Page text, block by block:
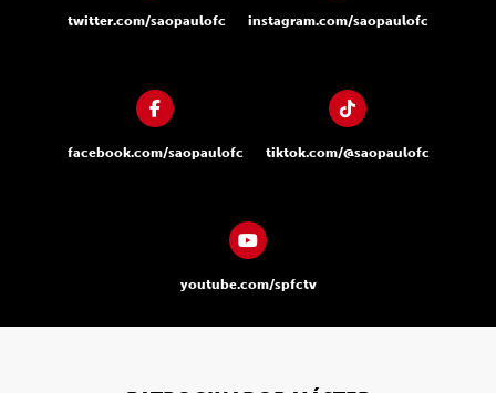
twitter.com/saopaulofc instagram.com/saopaulofc
facebook.com/saopaulofc tiktok.com/@saopaulofc
youtube.com/spfctv